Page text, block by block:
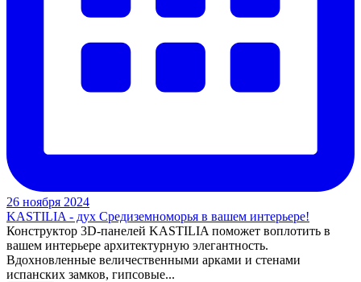
26 ноября 2024
KASTILIA - дух Средиземноморья в вашем интерьере!
Конструктор 3D-панелей KASTILIA поможет воплотить в
вашем интерьере архитектурную элегантность.
Вдохновленные величественными арками и стенами
испанских замков, гипсовые...